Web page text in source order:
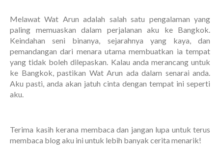
Melawat Wat Arun adalah salah satu pengalaman yang
paling memuaskan dalam perjalanan aku ke Bangkok.
Keindahan seni binanya, sejarahnya yang kaya, dan
pemandangan dari menara utama membuatkan ia tempat
yang tidak boleh dilepaskan. Kalau anda merancang untuk
ke Bangkok, pastikan Wat Arun ada dalam senarai anda.
Aku pasti, anda akan jatuh cinta dengan tempat ini seperti
aku.
Terima kasih kerana membaca dan jangan lupa untuk terus
membaca blog aku ini untuk lebih banyak cerita menarik!